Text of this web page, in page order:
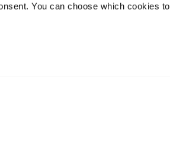
You can choose which cookies to